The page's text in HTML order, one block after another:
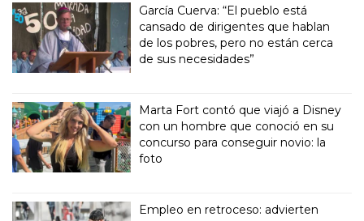
García Cuerva: “El pueblo está
cansado de dirigentes que hablan
de los pobres, pero no están cerca
de sus necesidades”
Marta Fort contó que viajó a Disney
con un hombre que conoció en su
concurso para conseguir novio: la
foto
Empleo en retroceso: advierten